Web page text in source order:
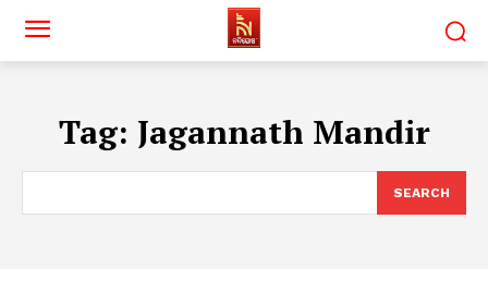
Tag: Jagannath Mandir
SEARCH